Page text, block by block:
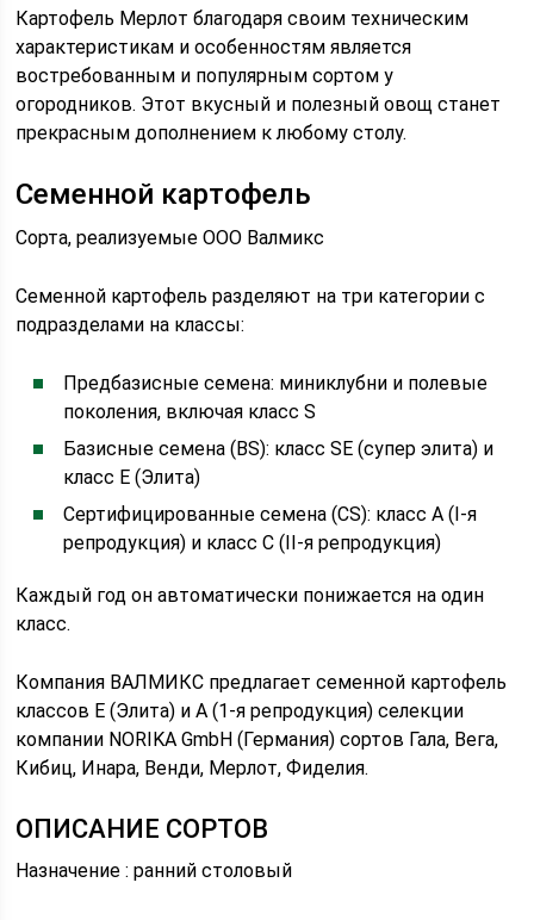
Картофель Мерлот благодаря своим техническим
характеристикам и особенностям является
востребованным и популярным сортом у
огородников. Этот вкусный и полезный овощ станет
прекрасным дополнением к любому столу.
Семенной картофель
Сорта, реализуемые ООО Валмикс
Семенной картофель разделяют на три категории с
подразделами на классы:
Предбазисные семена: миниклубни и полевые
поколения, включая класс S
Базисные семена (BS): класс SE (супер элита) и
класс E (Элита)
Сертифицированные семена (CS): класс A (I-я
репродукция) и класс C (II-я репродукция)
Каждый год он автоматически понижается на один
класс.
Компания ВАЛМИКС предлагает семенной картофель
классов Е (Элита) и А (1-я репродукция) селекции
компании NORIKA GmbH (Германия) сортов Гала, Вега,
Кибиц, Инара, Венди, Мерлот, Фиделия.
ОПИСАНИЕ СОРТОВ
Назначение : ранний столовый